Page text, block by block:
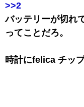
>>2
バッテリーが切れ
ってことだろ。
時計にfelica チッ